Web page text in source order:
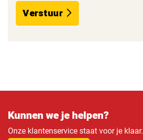
Verstuur
Kunnen we je helpen?
Onze klantenservice staat voor je klaar.